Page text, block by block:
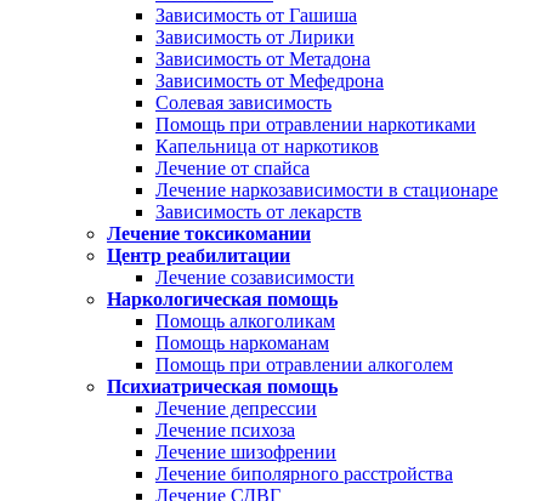
Зависимость от Гашиша
Зависимость от Лирики
Зависимость от Метадона
Зависимость от Мефедрона
Солевая зависимость
Помощь при отравлении наркотиками
Капельница от наркотиков
Лечение от спайса
Лечение наркозависимости в стационаре
Зависимость от лекарств
Лечение токсикомании
Центр реабилитации
Лечение созависимости
Наркологическая помощь
Помощь алкоголикам
Помощь наркоманам
Помощь при отравлении алкоголем
Психиатрическая помощь
Лечение депрессии
Лечение психоза
Лечение шизофрении
Лечение биполярного расстройства
Лечение СДВГ